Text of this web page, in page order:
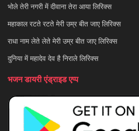
भोले तेरी नगरी में दीवाना तेरा आया लिरिक्स
महाकाल रटते रटते मेरी उम्र बीत जाए लिरिक्स
राधा नाम लेते लेते मेरी उम्र बीत जाए लिरिक्स
दुनिया में महादेव देव है निराले लिरिक्स
भजन डायरी एंड्राइड एप्प